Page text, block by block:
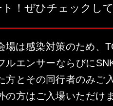
！ぜひチェックし
は感染対策のため、
ルエンサーならびに
方とその同行者のみご
の方はご入場いただけ